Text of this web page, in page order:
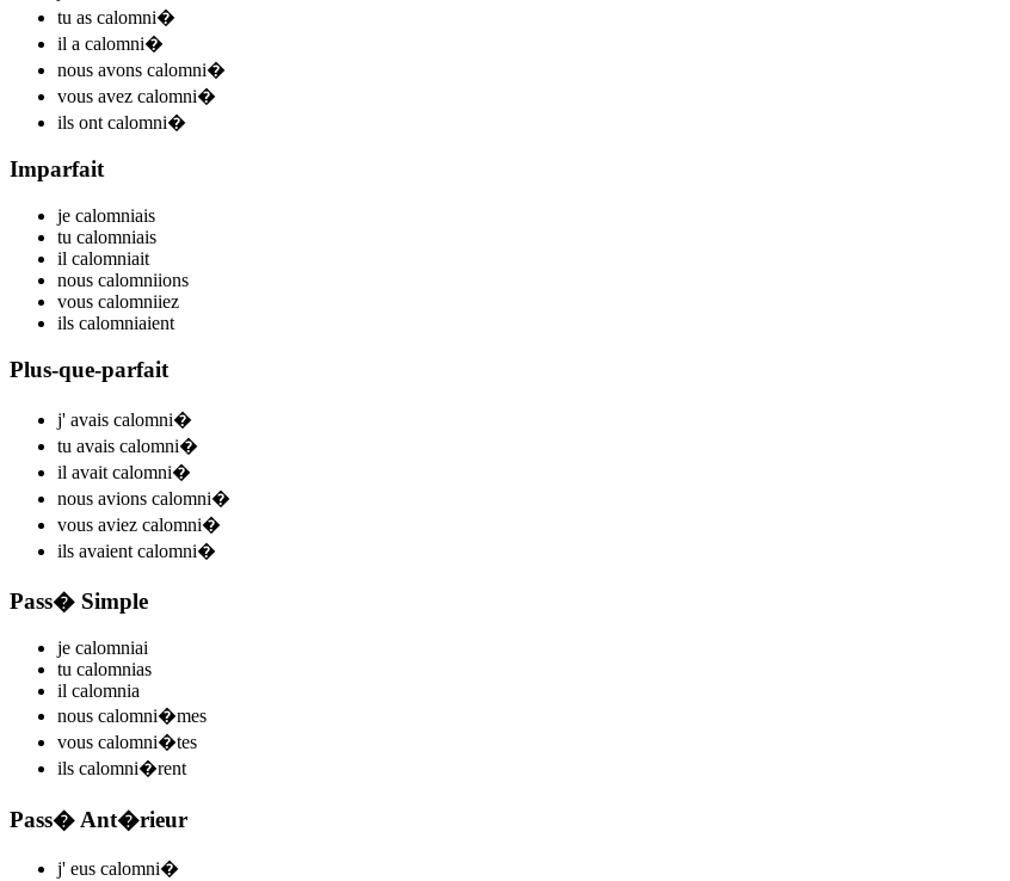
tu as calomni�
il a calomni�
nous avons calomni�
vous avez calomni�
ils ont calomni�
Imparfait
je calomniais
tu calomniais
il calomniait
nous calomniions
vous calomniiez
ils calomniaient
Plus-que-parfait
j' avais calomni�
tu avais calomni�
il avait calomni�
nous avions calomni�
vous aviez calomni�
ils avaient calomni�
Pass� Simple
je calomniai
tu calomnias
il calomnia
nous calomni�mes
vous calomni�tes
ils calomni�rent
Pass� Ant�rieur
j' eus calomni�